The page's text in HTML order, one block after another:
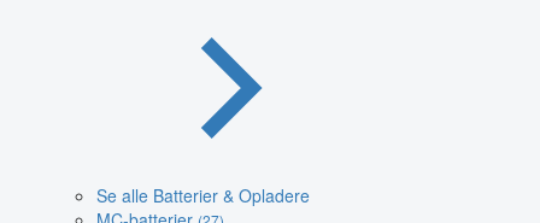
Se alle Batterier & Opladere